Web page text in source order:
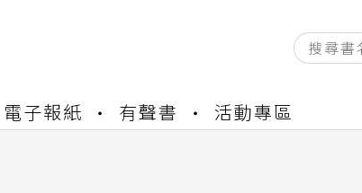
電子報紙 有聲書 活動專區
通申請
合併申請圖文教學